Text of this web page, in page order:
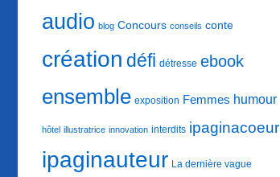
audio blog Concours conseils conte
création défi détresse ebook
ensemble exposition Femmes humour
hôtel illustratrice innovation interdits ipaginacoeur
ipaginauteur La dernière vague